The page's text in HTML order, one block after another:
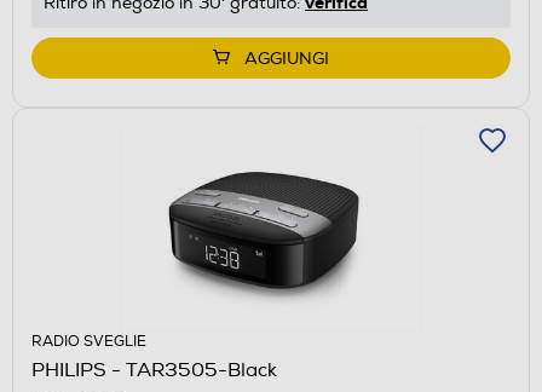
AGGIUNGI
RADIO SVEGLIE
PHILIPS - TAR3505-Black